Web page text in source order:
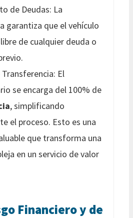
de Deudas: La
garantiza que el vehículo
de cualquier deuda o
El
se encarga del 100% de
, simplificando
el proceso. Esto es una
que transforma una
en un servicio de valor
Financiero y de